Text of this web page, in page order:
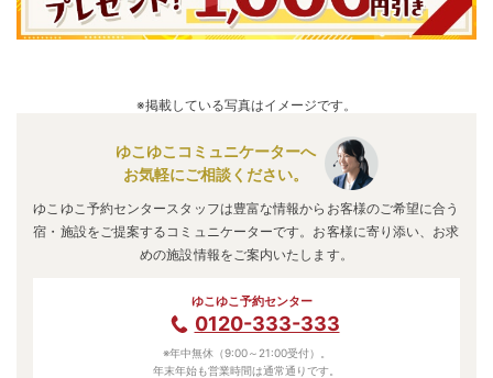
※掲載している写真はイメージです。
ゆこゆこコミュニケーターへ
お気軽にご相談ください。
ゆこゆこ予約センタースタッフは豊富な情報からお客様のご希望に合う
宿・施設をご提案するコミュニケーターです。お客様に寄り添い、お求
めの施設情報をご案内いたします。
ゆこゆこ予約センター
0120-333-333
※年中無休（9:00～21:00受付）。
年末年始も営業時間は通常通りです。